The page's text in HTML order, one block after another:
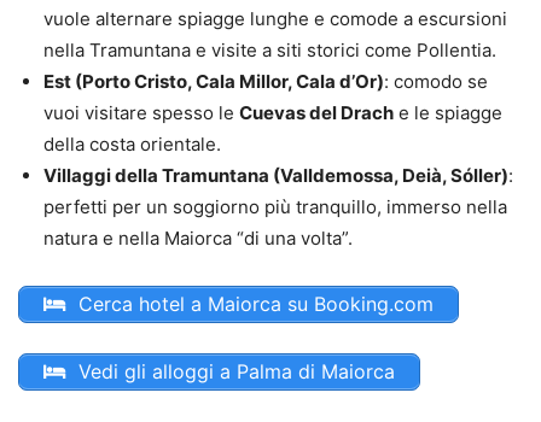
vuole alternare spiagge lunghe e comode a escursioni
nella Tramuntana e visite a siti storici come Pollentia.
Est (Porto Cristo, Cala Millor, Cala d’Or): comodo se
vuoi visitare spesso le Cuevas del Drach e le spiagge
della costa orientale.
Villaggi della Tramuntana (Valldemossa, Deià, Sóller):
perfetti per un soggiorno più tranquillo, immerso nella
natura e nella Maiorca “di una volta”.
Cerca hotel a Maiorca su Booking.com
Vedi gli alloggi a Palma di Maiorca